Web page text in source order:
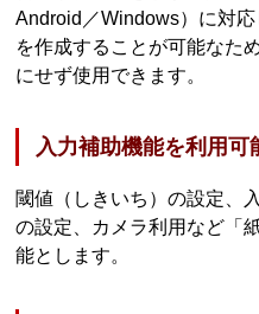
Android／Windows）に対
を作成することが可能なた
にせず使用できます。
入力補助機能を利用可
閾値（しきいち）の設定、
の設定、カメラ利用など「
能とします。